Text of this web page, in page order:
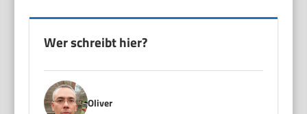
Wer schreibt hier?
Oliver